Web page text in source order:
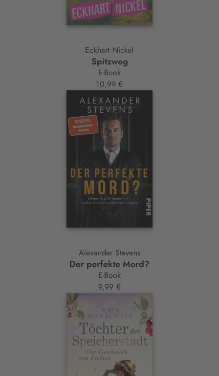
Eckhart Nickel
Spitzweg
E-Book
10,99 €
Alexander Stevens
Der perfekte Mord?
E-Book
9,99 €